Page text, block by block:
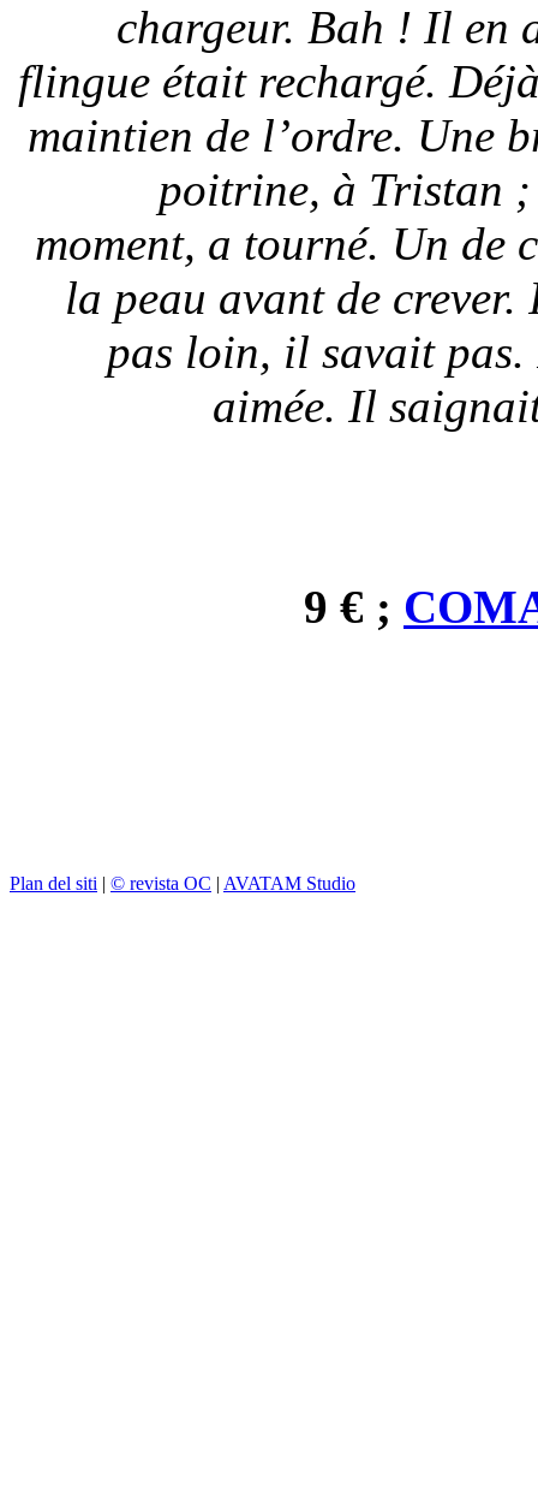
chargeur. Bah ! Il en
flingue était rechargé.
maintien de l’ordre. Une
poitrine, à Tristan ;
moment, a tourné. Un de
la peau avant de
pas loin, il savait
aimée. Il
9 € ;
Plan del siti | © revista OC | AVATAM Studio